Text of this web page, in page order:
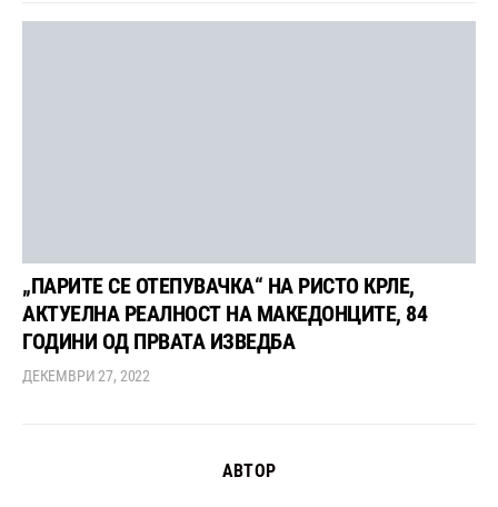
„ПАРИТЕ СЕ ОТЕПУВАЧКА“ НА РИСТО КРЛЕ,
АКТУЕЛНА РЕАЛНОСТ НА МАКЕДОНЦИТЕ, 84
ГОДИНИ ОД ПРВАТА ИЗВЕДБА
ДЕКЕМВРИ 27, 2022
АВТОР